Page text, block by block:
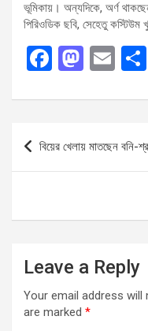
ভূমিকায়। অন্যদিকে, অর্ণ
পিরিওডিক ছবি, সেহেতু কস্টিউম
F
ce
o
M
st
d
E
ail
Post
navigation
বিয়ের খেলায় মাতছেন বনি-
Leave a Reply
Your email address will
are marked *